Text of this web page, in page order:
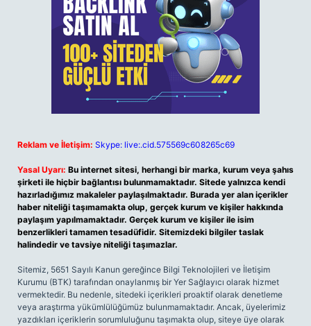
Reklam ve İletişim: Skype: live:.cid.575569c608265c69
Yasal Uyarı: Bu internet sitesi, herhangi bir marka, kurum veya şahıs
şirketi ile hiçbir bağlantısı bulunmamaktadır. Sitede yalnızca kendi
hazırladığımız makaleler paylaşılmaktadır. Burada yer alan içerikler
haber niteliği taşımamakta olup, gerçek kurum ve kişiler hakkında
paylaşım yapılmamaktadır. Gerçek kurum ve kişiler ile isim
benzerlikleri tamamen tesadüfidir. Sitemizdeki bilgiler taslak
halindedir ve tavsiye niteliği taşımazlar.
Sitemiz, 5651 Sayılı Kanun gereğince Bilgi Teknolojileri ve İletişim
Kurumu (BTK) tarafından onaylanmış bir Yer Sağlayıcı olarak hizmet
vermektedir. Bu nedenle, sitedeki içerikleri proaktif olarak denetleme
veya araştırma yükümlülüğümüz bulunmamaktadır. Ancak, üyelerimiz
yazdıkları içeriklerin sorumluluğunu taşımakta olup, siteye üye olarak